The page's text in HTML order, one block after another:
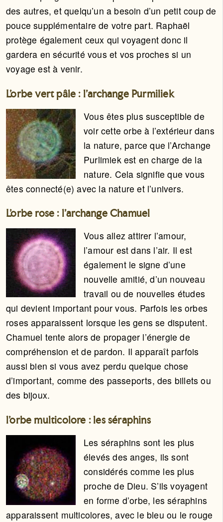
des autres, et quelqu’un a besoin d’un petit coup de
pouce supplémentaire de votre part. Raphaël
protège également ceux qui voyagent donc il
gardera en sécurité vous et vos proches si un
voyage est à venir.
L’orbe vert pâle : l’archange Purmiliek
Vous êtes plus susceptible de
voir cette orbe à l’extérieur dans
la nature, parce que l’Archange
Purlimiek est en charge de la
nature. Cela signifie que vous
êtes connecté(e) avec la nature et l’univers.
L’orbe rose : l’archange Chamuel
Vous allez attirer l’amour,
l’amour est dans l’air. Il est
également le signe d’une
nouvelle amitié, d’un nouveau
travail ou de nouvelles études
qui devient important pour vous. Parfois les orbes
roses apparaissent lorsque les gens se disputent.
Chamuel tente alors de propager l’énergie de
compréhension et de pardon. Il apparaît parfois
aussi bien si vous avez perdu quelque chose
d’important, comme des passeports, des billets ou
des bijoux.
l’orbe multicolore : les séraphins
Les séraphins sont les plus
élevés des anges, ils sont
considérés comme les plus
proche de Dieu. S’ils voyagent
en forme d’orbe, les séraphins
apparaissent multicolores, avec le bleu ou le rouge